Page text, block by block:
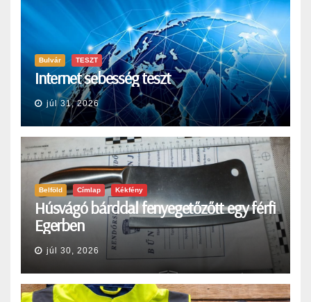
Bulvár TESZT
Internet sebesség teszt
júl 31, 2026
Belföld Címlap Kékfény
Húsvágó bárddal fenyegetőzőtt egy férfi
Egerben
júl 30, 2026